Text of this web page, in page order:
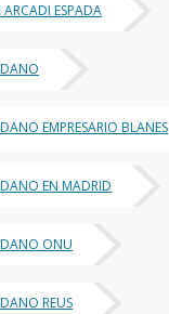
ESPADA
EMPRESARIO BLANES
EN MADRID
ONU
REUS